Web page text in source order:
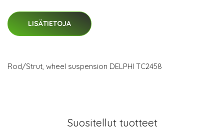
LISÄTIETOJA
Rod/Strut, wheel suspension DELPHI TC2458
Suositellut tuotteet